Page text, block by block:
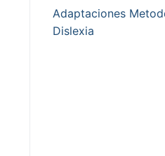
Adaptaciones
Dislexia